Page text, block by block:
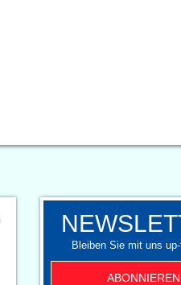
Bleiben Sie mit uns up-
ABONNIEREN